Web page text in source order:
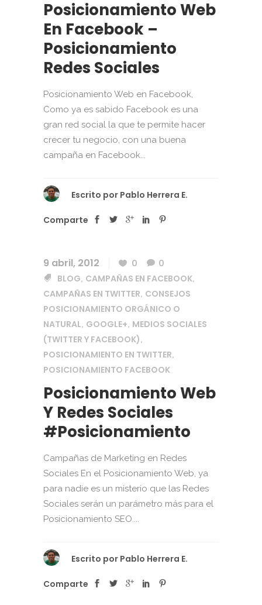
Posicionamiento Web
En Facebook –
Posicionamiento
Redes Sociales
Posicionamiento Web en Facebook,
Como ya es sabido Facebook es una
gran red social la que te permite hacer
crecer tu negocio, con una buena
campaña en Facebook...
Escrito por Pablo Herrera E.
Comparte
9 abril, 2012 0
0
BLOG, CAMPAÑAS EN FACEBOOK,
CAMPAÑAS EN TWITTER, CONSEJOS
POSICIONAMIENTO ORGÁNICO O
NATURAL, GOOGLE+, MEDIOS SOCIALES
(TWITTER Y FACEBOOK),
POSICIONAMIENTO EN TWITTER,
POSICIONAMIENTO FACEBOOK
Posicionamiento Web
Y Redes Sociales
#posicionamiento
Campañas de Marketing en Redes
Sociales En el Posicionamiento Web, ya
para nadie es un misterio que las Redes
Sociales serán un parámetro más para el
Posicionamiento SEO....
Escrito por Pablo Herrera E.
Comparte